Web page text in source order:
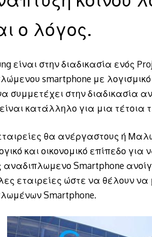
ο λόγος.
είναι στην διαδικασία ενός
smartphone με λογισμικό
συμμετέχει στην διαδικασία
κατάλληλο για μια τέτοια
θα ανέργαστους ή
και οικονομικό επίπεδο
Smartphone
εταιρείες ώστε να θέλουν
Smartphone.